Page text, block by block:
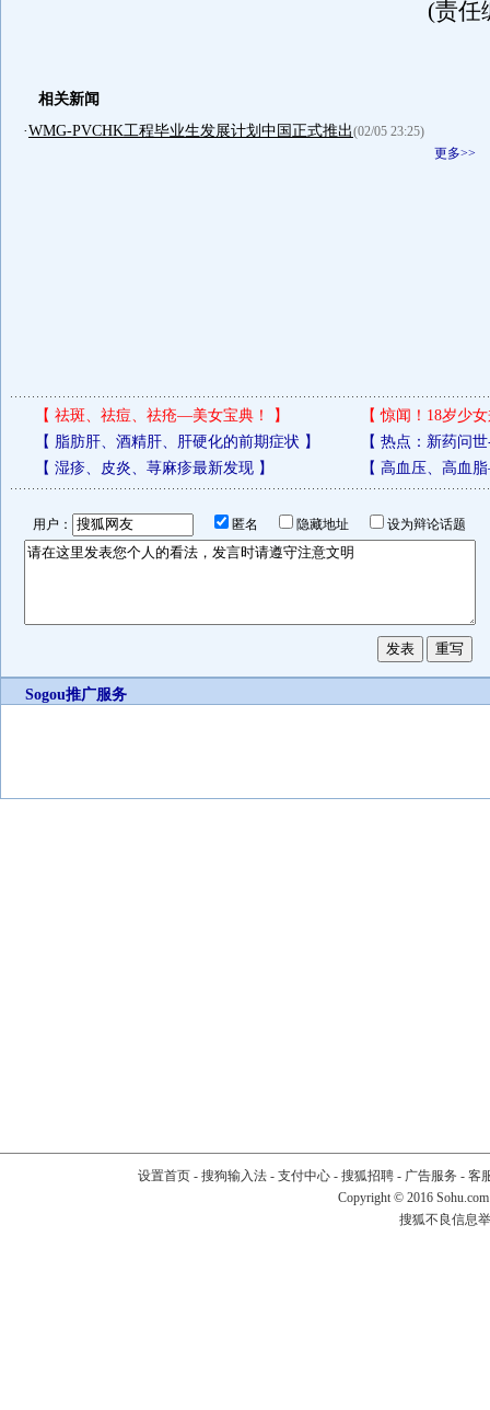
(责任
相关新闻
·WMG-PVCHK工程毕业生发展计划中国正式推出(02/05 23:25)
更多>>
【 祛斑、祛痘、祛疮—美女宝典！ 】 【惊闻！18岁少
【 脂肪肝、酒精肝、肝硬化的前期症状 】 【 热点：新药问
【 湿疹、皮炎、荨麻疹最新发现】 【 高血压、高血
用户： 匿名 隐藏地址 设为辩论话题
Sogou推广服务
设置首页- 搜狗输入法- 支付中心- 搜狐招聘- 广告服务 - 客
Copyright © 2016
搜狐不良信息